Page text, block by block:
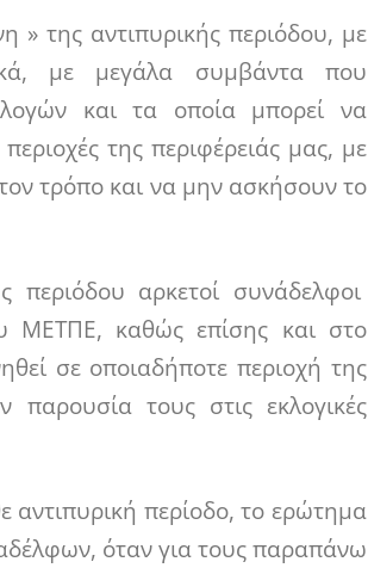
» της αντιπυρικής περιόδου, με
με μεγάλα συμβάντα που
και τα οποία μπορεί να
της περιφέρειάς μας, με
τρόπο και να μην ασκήσουν το
περιόδου αρκετοί συνάδελφοι
ΜΕΤΠΕ, καθώς επίσης και στο
σε οποιαδήποτε περιοχή της
τους στις εκλογικές
περίοδο, το ερώτημα
όταν για τους παραπάνω